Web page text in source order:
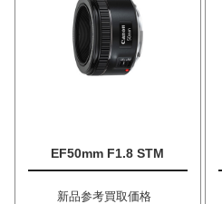
EF50mm F1.8 STM
新品参考買取価格